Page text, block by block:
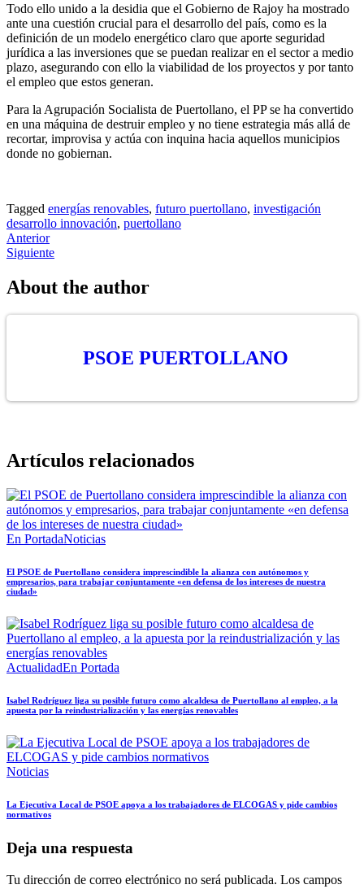
Todo ello unido a la desidia que el Gobierno de Rajoy ha mostrado
ante una cuestión crucial para el desarrollo del país, como es la
definición de un modelo energético claro que aporte seguridad
jurídica a las inversiones que se puedan realizar en el sector a medio
plazo, asegurando con ello la viabilidad de los proyectos y por tanto
el empleo que estos generan.
Para la Agrupación Socialista de Puertollano, el PP se ha convertido
en una máquina de destruir empleo y no tiene estrategia más allá de
recortar, improvisa y actúa con inquina hacia aquellos municipios
donde no gobiernan.
Tagged
Tagged energías renovables, futuro puertollano, investigación
desarrollo innovación, puertollano
Navegación
de
entradas
Anterior
Siguiente
About the author
PSOE PUERTOLLANO
Artículos relacionados
En PortadaNoticias
El PSOE de Puertollano considera imprescindible la alianza con autónomos y
empresarios, para trabajar conjuntamente «en defensa de los intereses de nuestra
ciudad»
ActualidadEn Portada
Isabel Rodríguez liga su posible futuro como alcaldesa de Puertollano al empleo, a la
apuesta por la reindustrialización y las energías renovables
Noticias
La Ejecutiva Local de PSOE apoya a los trabajadores de ELCOGAS y pide cambios
normativos
Deja una respuesta
Tu dirección de correo electrónico no será publicada. Los campos